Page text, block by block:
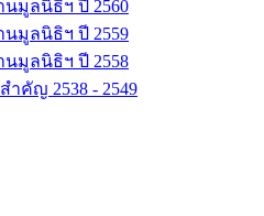
นมูลนิธิฯ ปี 2560
นมูลนิธิฯ ปี 2559
นมูลนิธิฯ ปี 2558
คัญ 2538 - 2549